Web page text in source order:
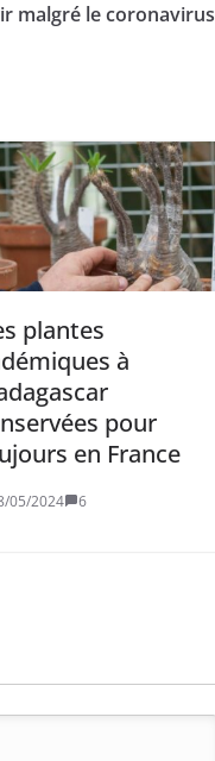
malgré le coronavirus
plantes
à
pour
en France
05/2024 6